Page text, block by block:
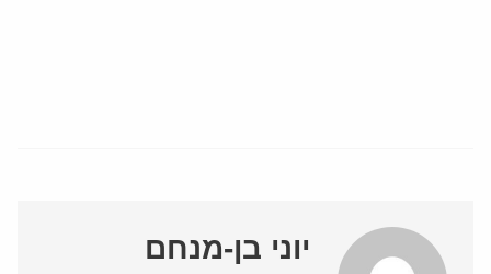
יוני בן-מנחם